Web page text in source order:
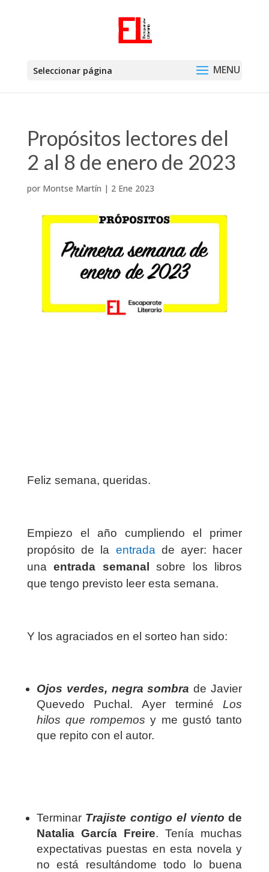
Seleccionar página
Propósitos lectores del
2 al 8 de enero de 2023
por Montse Martín | 2 Ene 2023
Feliz semana, queridas.
Empiezo el año cumpliendo el primer
propósito de la entrada de ayer: hacer
unaentrada semanalsobre los libros
que tengo previsto leer esta semana.
Y los agraciados en el sorteo han sido:
Ojos verdes, negra sombra de Javier
Quevedo Puchal. Ayer terminéLos
hilos que rompemos y me gustó tanto
que repito con el autor.
Terminar Trajiste contigo el viento de
Natalia García Freire. Tenía muchas
expectativas puestas en esta novela y
no está resultándome todo lo buena